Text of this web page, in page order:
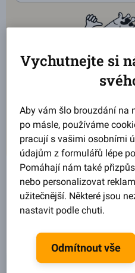
Půjčky
Jak funguje Zonky Rentiér?
Vychutnejte si
Aby vám šlo brouzdání na
po másle, používáme
pracují s vašimi osobními
údajům z formulářů lépe
Pomáhají nám také
nebo personalizovat
užitečnější. Některé jsou
nastavit podle chuti.
Odmítnout vše